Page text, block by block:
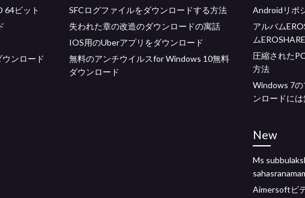
64ビット
ンロード
SFCログファイルをダウンロードする方法
失われた章の改造のダウンロードの寓話
IOS用のUberアプリをダウンロード
無料のアンチウイルスfor Windows 10無料
ダウンロード
Androidリポ
アルバム
ム
圧縮された
方法
Windows 7
ンロードに
New
Ms
Aimersoftビ